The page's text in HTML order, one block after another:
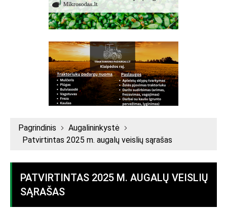
Pagrindinis
Augalininkystė
Patvirtintas 2025 m. augalų veislių sąrašas
PATVIRTINTAS 2025 M. AUGALŲ VEISLIŲ
SĄRAŠAS